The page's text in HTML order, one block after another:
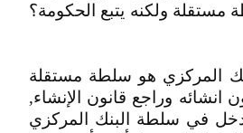
ولكنه يتبع الحكومة؟
المركزي هو سلطة مستقلة
انشائه وراجع قانون الإنشاء,
في سلطة البنك المركزي